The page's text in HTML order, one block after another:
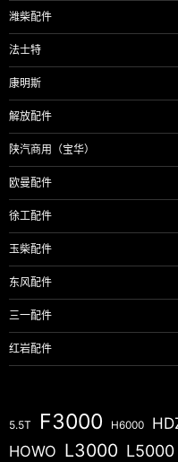
潍柴配件
法士特
康明斯
解放配件
陕汽商用（宝华）
欧曼配件
徐工配件
玉柴配件
东风配件
三一配件
红岩配件
5.5T F3000 H6000
HOWO L3000 L5000